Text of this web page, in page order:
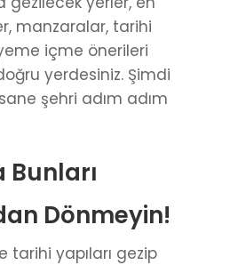
manzaralar, tarihi
içme önerileri
yerdesiniz. Şimdi
şehri adım adım
Bunları
Dönmeyin!
tarihi yapıları gezip